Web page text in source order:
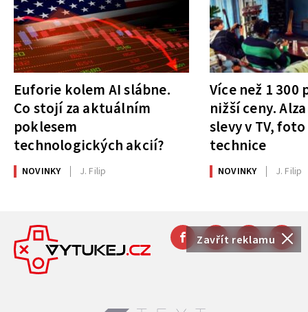
Zavřít reklamu
Euforie kolem AI slábne.
Co stojí za aktuálním
poklesem
technologických akcií?
NOVINKY J. Filip
Více než 1
nižší ceny.
slevy v TV,
technice
NOVINKY J. Filip